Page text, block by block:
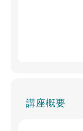
講座概要